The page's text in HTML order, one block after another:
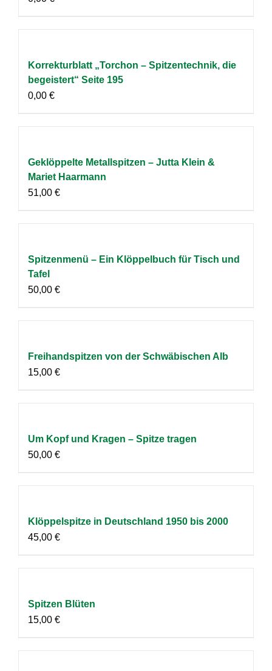
Korrekturblatt „Torchon – Spitzentechnik, die
begeistert“ Seite 195
0,00 €
Geklöppelte Metallspitzen – Jutta Klein &
Mariet Haarmann
51,00 €
Spitzenmenü – Ein Klöppelbuch für Tisch und
Tafel
50,00 €
Freihandspitzen von der Schwäbischen Alb
15,00 €
Um Kopf und Kragen – Spitze tragen
50,00 €
Klöppelspitze in Deutschland 1950 bis 2000
45,00 €
Spitzen Blüten
15,00 €